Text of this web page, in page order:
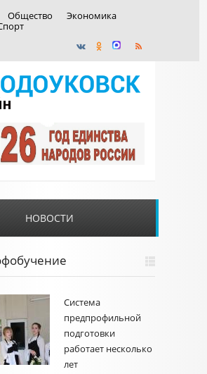
Общество
Экономика
НОВОСТИ
Система
предпрофильной
подготовки
работает несколько
лет